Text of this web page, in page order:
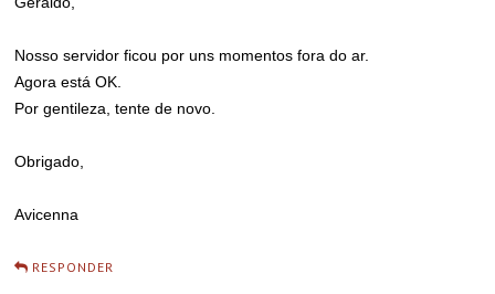
Nosso servidor ficou por uns momentos fora do ar.
Agora está OK.
Por gentileza, tente de novo.
Obrigado,
Avicenna
RESPONDER